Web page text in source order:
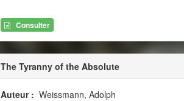
Consulter
The Tyranny of the Absolute
Auteur : Weissmann, Adolph